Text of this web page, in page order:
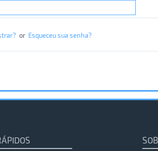
or Esqueceu sua senha?